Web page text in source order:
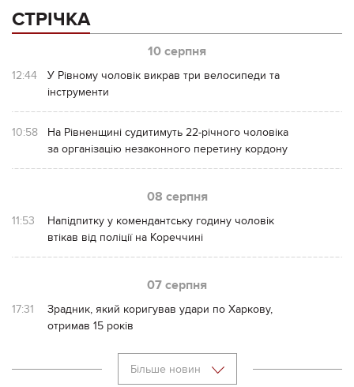
СТРІЧКА
10 серпня
12:44
У Рівному чоловік викрав три велосипеди та
інструменти
10:58
На Рівненщині судитимуть 22-річного чоловіка
за організацію незаконного перетину кордону
08 серпня
11:53
Напідпитку у комендантську годину чоловік
втікав від поліції на Кореччині
07 серпня
17:31
Зрадник, який коригував удари по Харкову,
отримав 15 років
Більше новин